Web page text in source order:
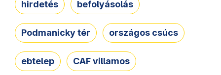
hirdetés befolyásolás
Podmanicky tér országos csúcs
ebtelep CAF villamos